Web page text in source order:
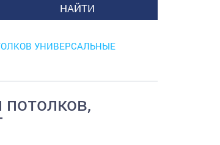
НАЙТИ
УНИВЕРСАЛЬНЫЕ
потолков,